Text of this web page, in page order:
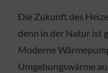
Die Zukunft des
denn in der Natur ist
Moderne
Umgebungswärme